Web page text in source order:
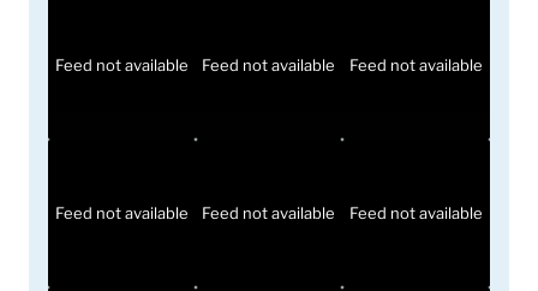
Feed not available Feed not available Feed not available
Feed not available Feed not available Feed not available